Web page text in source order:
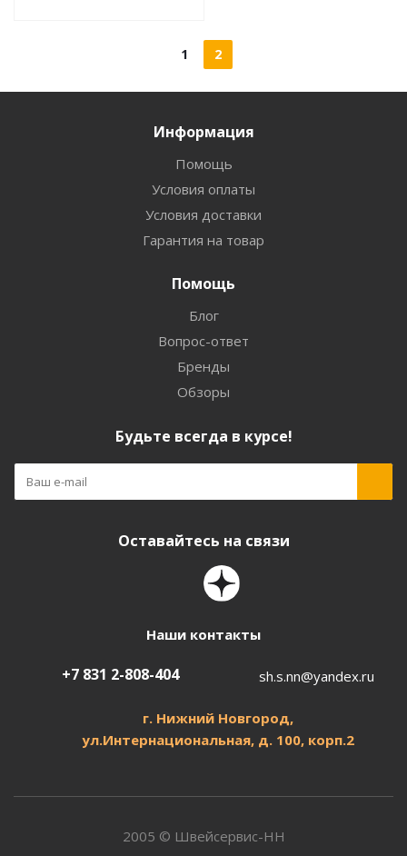
1 2
Информация
Помощь
Условия оплаты
Условия доставки
Гарантия на товар
Помощь
Блог
Вопрос-ответ
Бренды
Обзоры
Будьте всегда в курсе!
Оставайтесь на связи
Наши контакты
+7 831 2-808-404 sh.s.nn@yandex.ru
г. Нижний Новгород,
ул.Интернациональная, д. 100, корп.2
2005 © Швейсервис-НН